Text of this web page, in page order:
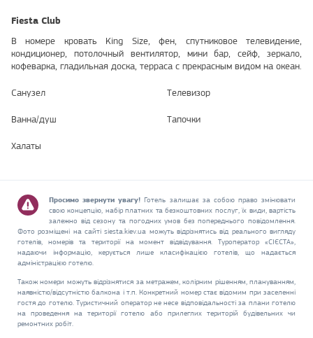
Fiesta Club
В номере кровать King Size, фен, спутниковое телевидение,
кондиционер, потолочный вентилятор, мини бар, сейф, зеркало,
кофеварка, гладильная доска, терраса с прекрасным видом на океан.
Санузел Телевизор
Ванна/душ Тапочки
Халаты
Просимо звернути увагу! Готель залишає за собою право змінювати
свою концепцію, набір платних та безкоштовних послуг, їх види, вартість
залежно від сезону та погодних умов без попереднього повідомлення.
Фото розміщені на сайті siesta.kiev.ua можуть відрізнятись від реального вигляду
готелів, номерів та території на момент відвідування. Туроператор «СІЄСТА»,
надаючи інформацію, керується лише класифікацією готелів, що надається
адміністрацією готелю.
Також номери можуть відрізнятися за метражем, колірним рішенням, плануванням,
наявністю/відсутністю балкона і т.п. Конкретний номер стає відомим при заселенні
гостя до готелю. Туристичний оператор не несе відповідальності за плани готелю
на проведення на території готелю або прилеглих територій будівельних чи
ремонтних робіт.